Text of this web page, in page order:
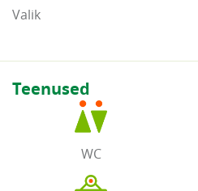
Valik
Teenused
WC